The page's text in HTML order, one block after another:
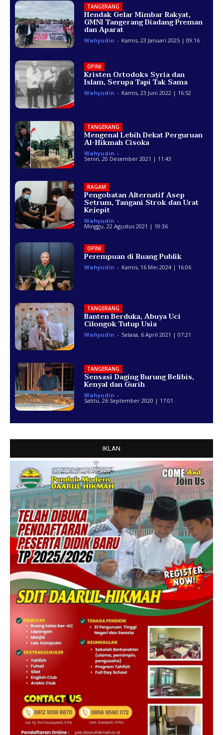
TANGERANG
Hendak Gelar Mimbar Rakyat,
GMNI Tangerang Diadang Preman
dan Aparat
Wahyudin - Kamis, 23 Januari 2025 | 09:16
OPINI
Kristen Ortodoks Syria dan
Islam, Serupa Tapi Tak Sama
Wahyudin - Kamis, 23 Juni 2022 | 16:52
TANGERANG
Mengenal Lebih Dekat Perguruan
Al-Hikmah Cisoka
Wahyudin -
Senin, 20 Desember 2021 | 11:43
RAGAM
Pengobatan Alternatif Asep
Setrum, Tangani Strok dan Urat
Kejepit
Wahyudin -
Minggu, 22 Agustus 2021 | 10:36
OPINI
Perempuan di Ruang Publik
Wahyudin - Kamis, 16 Mei 2024 | 16:06
TANGERANG
Banten Berduka, Abuya Uci
Cilongok Tutup Usia
Wahyudin - Selasa, 6 April 2021 | 07:21
TANGERANG
Sensasi Daging Burung Belibis,
Kenyal dan Gurih
Wahyudin -
Sabtu, 26 September 2020 | 17:01
IKLAN